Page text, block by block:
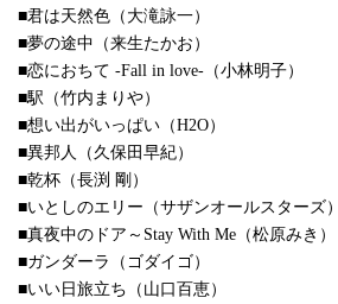
■君は天然色（大滝詠一）
■夢の途中（来生たかお）
■恋におちて -Fall in love-（小林明子）
■駅（竹内まりや）
■想い出がいっぱい（H2O）
■異邦人（久保田早紀）
■乾杯（長渕 剛）
■いとしのエリー（サザンオールスターズ）
■真夜中のドア～Stay With Me（松原みき）
■ガンダーラ（ゴダイゴ）
■いい日旅立ち（山口百恵）